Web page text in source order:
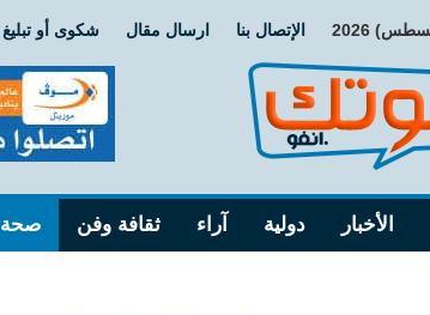
الإتصال بنا ارسال مقال شكوى أو تبليغ
الأخبار دولية آراء ثقافة وفن صحة